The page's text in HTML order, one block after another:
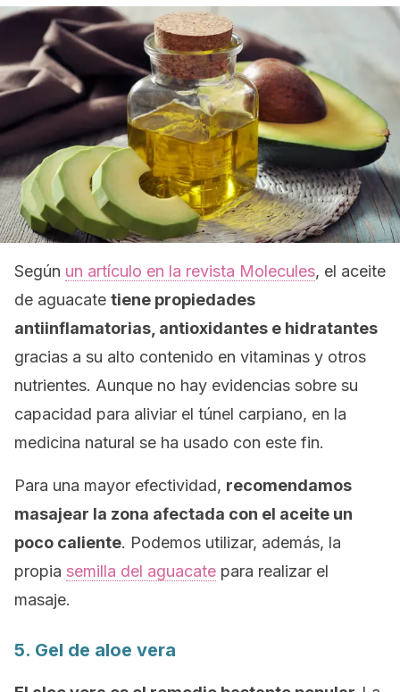
Según un artículo en la revista Molecules, el aceite
de aguacate tiene propiedades
antiinflamatorias, antioxidantes e hidratantes
gracias a su alto contenido en vitaminas y otros
nutrientes. Aunque no hay evidencias sobre su
capacidad para aliviar el túnel carpiano, en la
medicina natural se ha usado con este fin.
Para una mayor efectividad, recomendamos
masajear la zona afectada con el aceite un
poco caliente. Podemos utilizar, además, la
propia semilla del aguacate para realizar el
masaje.
5. Gel de aloe vera